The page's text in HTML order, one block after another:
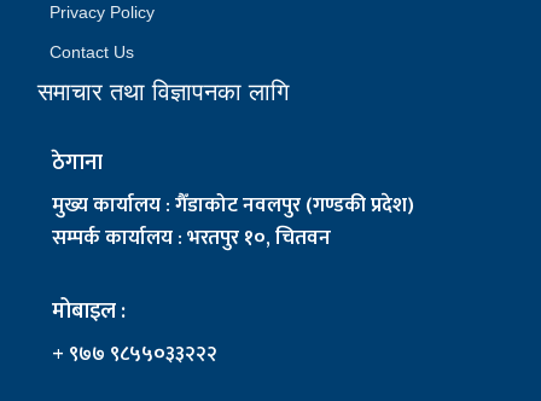
Privacy Policy
Contact Us
समाचार तथा विज्ञापनका लागि
ठेगाना
मुख्य कार्यालय : गैँडाकोट नवलपुर (गण्डकी प्रदेश)
सम्पर्क कार्यालय : भरतपुर १०, चितवन
मोबाइल :
+ ९७७ ९८५५०३३२२२